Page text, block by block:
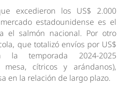
excedieron los US$ 2.000
estadounidense es el
el salmón nacional. Por otro
que totalizó envíos por US$
la temporada 2024-2025
cítricos y arándanos),
en la relación de largo plazo.